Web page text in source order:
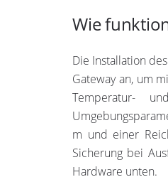
Wie
Die Installation
Gateway an, um
Temperatur-
m und einer
Sicherung bei
Hardware unten.